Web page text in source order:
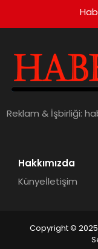
Reklam & İşbirliği:
Hakkımızda
Künyeİletişim
Copyright © 2025